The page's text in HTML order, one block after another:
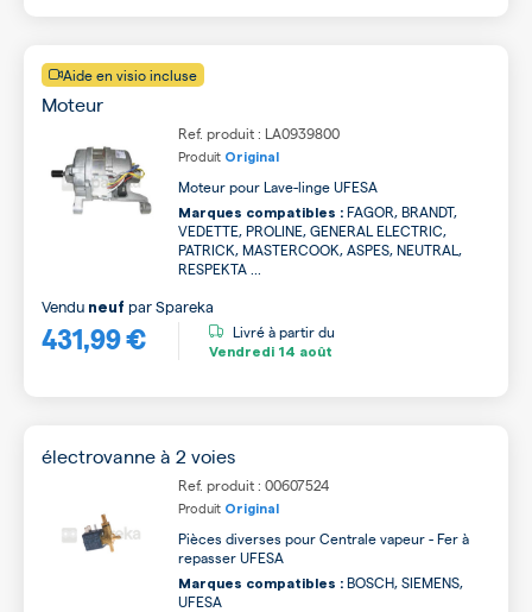
Aide en visio incluse
Moteur
Ref. produit : LA0939800
Produit Original
Moteur pour Lave-linge UFESA
Marques compatibles : FAGOR, BRANDT,
VEDETTE, PROLINE, GENERAL ELECTRIC,
PATRICK, MASTERCOOK, ASPES, NEUTRAL,
RESPEKTA ...
431,99 €
Vendu neuf parSpareka
Livré à partir du
Vendredi 14 août
électrovanne à 2 voies
Ref. produit : 00607524
Produit Original
Pièces diverses pour Centrale vapeur - Fer à
repasser UFESA
Marques compatibles : BOSCH, SIEMENS,
UFESA